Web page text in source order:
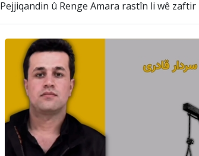
û Renge Amara rastîn li wê zaftir